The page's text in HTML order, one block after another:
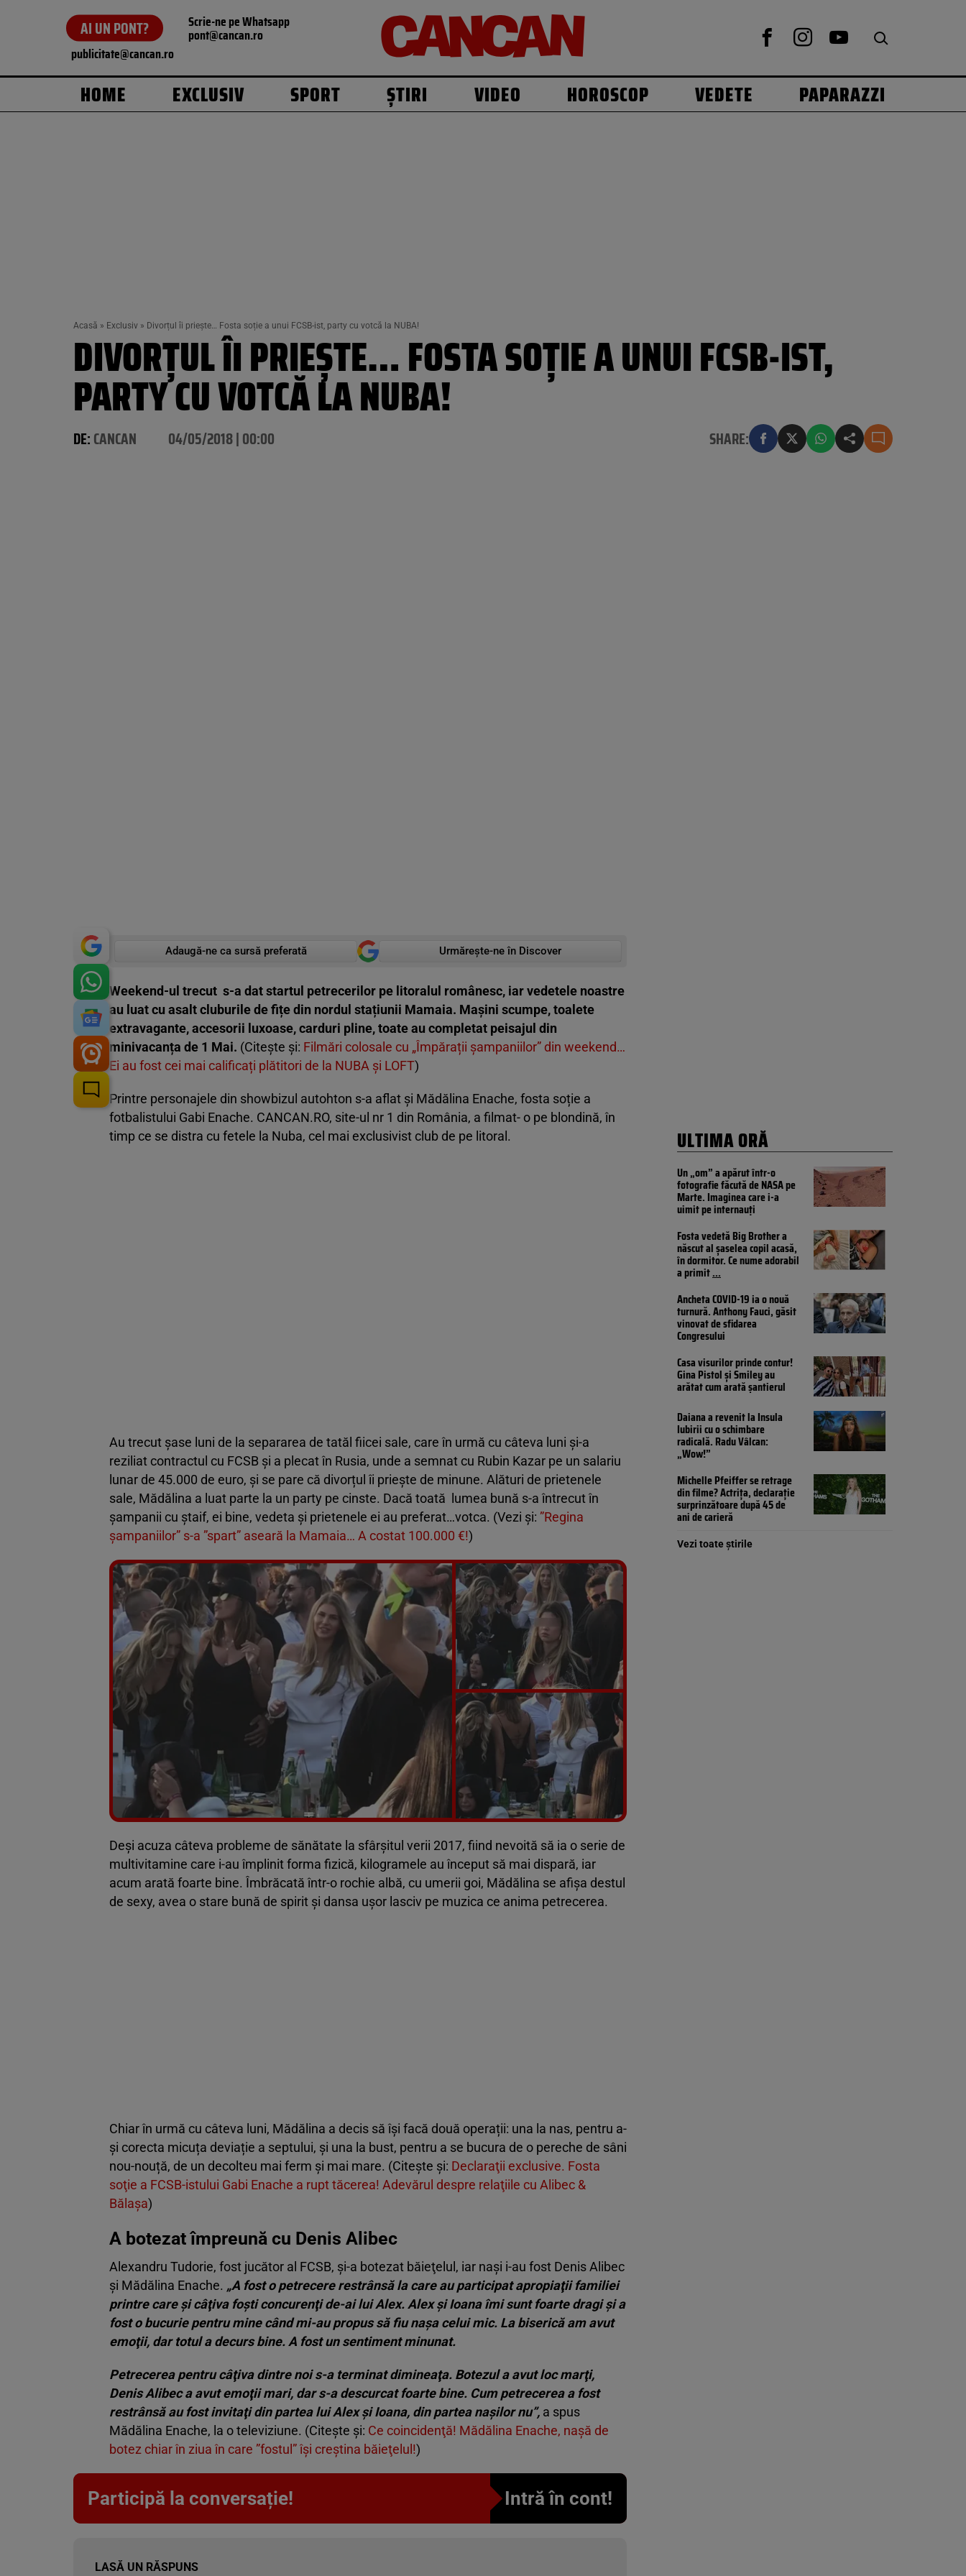
AI UN PONT? Scrie-ne pe Whatsapp
pont@cancan.ro
publicitate@cancan.ro
HOME EXCLUSIV SPORT ȘTIRI VIDEO HOROSCOP VEDETE PAPARAZZI
Acasă » Exclusiv » Divorțul îi priește… Fosta soție a unui FCSB-ist, party cu votcă la NUBA!
DIVORȚUL ÎI PRIEȘTE… FOSTA SOȚIE A UNUI FCSB-IST,
PARTY CU VOTCĂ LA NUBA!
DE:CANCAN 04/05/2018 | 00:00 SHARE:
Adaugă-ne ca sursă preferată Urmărește-ne în Discover
Weekend-ul trecut s-a dat startul petrecerilor pe litoralul românesc, iar vedetele noastre
au luat cu asalt cluburile de fițe din nordul stațiunii Mamaia. Maşini scumpe, toalete
extravagante, accesorii luxoase, carduri pline, toate au completat peisajul din
minivacanța de 1 Mai. (Citește și: Filmări colosale cu „Împărații șampaniilor” din weekend…
Ei au fost cei mai calificați plătitori de la NUBA și LOFT)
Printre personajele din showbizul autohton s-a aflat și Mădălina Enache, fosta soție a
fotbalistului Gabi Enache. CANCAN.RO, site-ul nr 1 din România, a filmat- o pe blondină, în
timp ce se distra cu fetele la Nuba, cel mai exclusivist club de pe litoral.
Au trecut șase luni de la separarea de tatăl fiicei sale, care în urmă cu câteva luni și-a
reziliat contractul cu FCSB și a plecat în Rusia, unde a semnat cu Rubin Kazar pe un salariu
lunar de 45.000 de euro, și se pare că divorțul îi priește de minune. Alături de prietenele
sale, Mădălina a luat parte la un party pe cinste. Dacă toată lumea bună s-a întrecut în
șampanii cu ștaif, ei bine, vedeta și prietenele ei au preferat…votca. (Vezi și: ”Regina
șampaniilor” s-a ”spart” aseară la Mamaia… A costat 100.000 €!)
Vezi galeria foto
6 poze
Deși acuza câteva probleme de sănătate la sfârșitul verii 2017, fiind nevoită să ia o serie de
multivitamine care i-au împlinit forma fizică, kilogramele au început să mai dispară, iar
acum arată foarte bine. Îmbrăcată într-o rochie albă, cu umerii goi, Mădălina se afișa destul
de sexy, avea o stare bună de spirit și dansa ușor lasciv pe muzica ce anima petrecerea.
Chiar în urmă cu câteva luni, Mădălina a decis să își facă două operații: una la nas, pentru a-
și corecta micuța deviație a septului, și una la bust, pentru a se bucura de o pereche de sâni
nou-nouță, de un decolteu mai ferm și mai mare. (Citește și: Declaraţii exclusive. Fosta
soţie a FCSB-istului Gabi Enache a rupt tăcerea! Adevărul despre relaţiile cu Alibec &
Bălaşa)
A botezat împreună cu Denis Alibec
Alexandru Tudorie, fost jucător al FCSB, şi-a botezat băieţelul, iar naşi i-au fost Denis Alibec
şi Mădălina Enache. „A fost o petrecere restrânsă la care au participat apropiaţii familiei
printre care şi câţiva foşti concurenţi de-ai lui Alex. Alex şi Ioana îmi sunt foarte dragi şi a
fost o bucurie pentru mine când mi-au propus să fiu naşa celui mic. La biserică am avut
emoţii, dar totul a decurs bine. A fost un sentiment minunat.
Petrecerea pentru câţiva dintre noi s-a terminat dimineaţa. Botezul a avut loc marţi,
Denis Alibec a avut emoţii mari, dar s-a descurcat foarte bine. Cum petrecerea a fost
restrânsă au fost invitaţi din partea lui Alex şi Ioana, din partea naşilor nu”, a spus
Mădălina Enache, la o televiziune. (Citește și: Ce coincidenţă! Mădălina Enache, naşă de
botez chiar în ziua în care ”fostul” îşi creştina băieţelul!)
Participă la conversație! Intră în cont!
LASĂ UN RĂSPUNS
ULTIMA ORĂ
Un „om” a apărut într-o
fotografie făcută de NASA pe
Marte. Imaginea care i-a
uimit pe internauți
Fosta vedetă Big Brother a
născut al șaselea copil acasă,
în dormitor. Ce nume adorabil
a primit...
Ancheta COVID-19 ia o nouă
turnură. Anthony Fauci, găsit
vinovat de sfidarea
Congresului
Casa visurilor prinde contur!
Gina Pistol și Smiley au
arătat cum arată șantierul
Daiana a revenit la Insula
Iubirii cu o schimbare
radicală. Radu Vâlcan:
„Wow!”
Michelle Pfeiffer se retrage
din filme? Actrița, declarație
surprinzătoare după 45 de
ani de carieră
Vezi toate știrile